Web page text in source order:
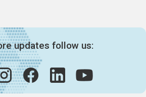
updates follow us: